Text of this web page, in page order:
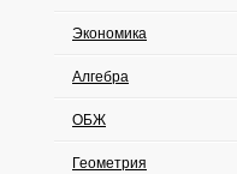
Экономика
Алгебра
ОБЖ
Геометрия